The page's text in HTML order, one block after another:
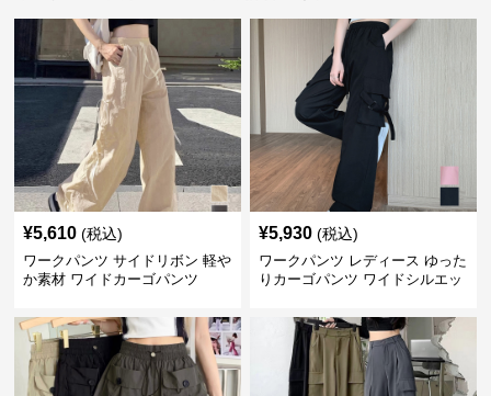
¥5,610 (税込)
ワークパンツ サイドリボン 軽や
か素材 ワイドカーゴパンツ
¥5,930 (税込)
ワークパンツ レディース ゆった
りカーゴパンツ ワイドシルエッ